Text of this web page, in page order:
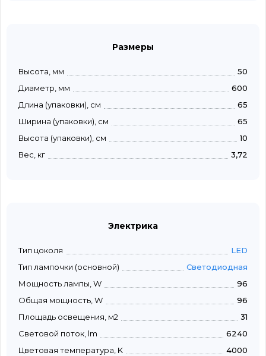
Размеры
Высота, мм
50
Диаметр, мм
600
Длина (упаковки), см
65
Ширина (упаковки), см
65
Высота (упаковки), см
10
Вес, кг
3,72
Электрика
Тип цоколя
LED
Тип лампочки (основной)
Светодиодная
Мощность лампы, W
96
Общая мощность, W
96
Площадь освещения, м2
31
Световой поток, lm
6240
Цветовая температура, K
4000